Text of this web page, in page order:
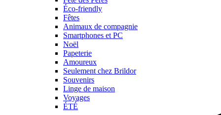
Éco-friendly
Fêtes
Animaux de compagnie
Smartphones et PC
Noël
Papeterie
Amoureux
Seulement chez Brildor
Souvenirs
Linge de maison
Voyages
ÉTÉ